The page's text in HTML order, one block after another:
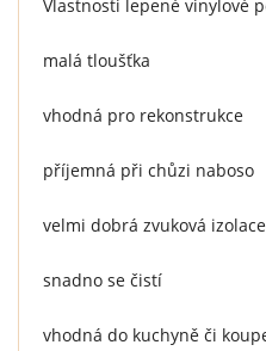
Vlastnosti lepené vinylové
malá tloušťka
vhodná pro rekonstrukce
příjemná při chůzi naboso
velmi dobrá zvuková izolace
snadno se čistí
vhodná do kuchyně či